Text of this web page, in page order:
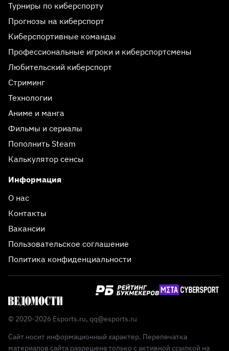
Турниры по киберспорту
Прогнозы на киберспорт
Киберспортивные команды
Профессиональные игроки и киберспортсмены
Любительский киберспорт
Стриминг
Технологии
Аниме и манга
Фильмы и сериалы
Пополнить Steam
Калькулятор сенсы
Информация
О нас
Контакты
Вакансии
Пользовательское соглашение
Политика конфиденциальности
© 2020-2026 Esports.ru, qq@esports.ru
Сайт носит информационный характер. Перепечатка
материалов сайта разрешена только с активной ссылкой на